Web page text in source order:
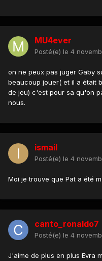
MU4ever
Posté(e) le 4
on ne peux pas juger Gaby
beaucoup jouer( et il a était
de jeu) c'est pour sa qu'on
nous.
ismail
Posté(e) le 4
Moi je trouve que Pat a été
canto_ronaldo7
Posté(e) le 4
J'aime de plus en plus Evra